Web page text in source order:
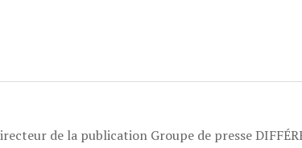
de la publication Groupe de presse